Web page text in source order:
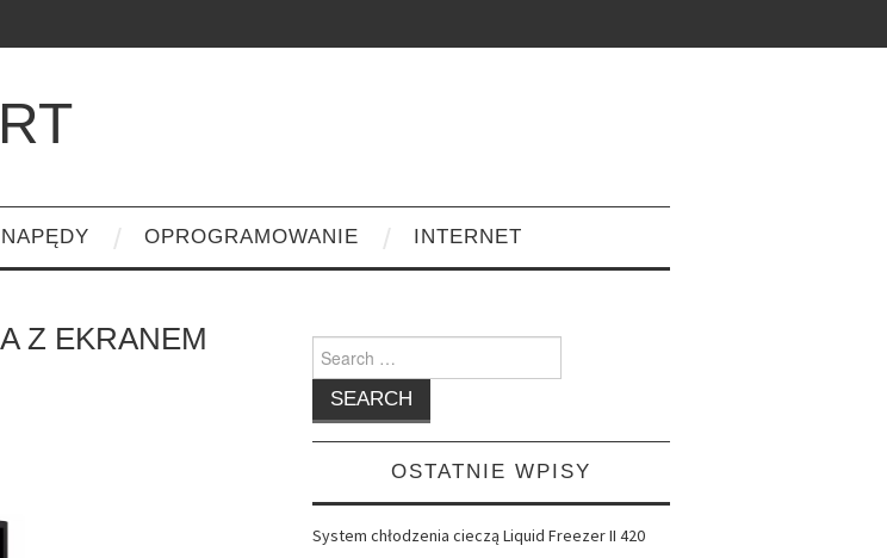
NAPĘDY OPROGRAMOWANIE INTERNET
Z EKRANEM
Search
for:
OSTATNIE WPISY
System chłodzenia cieczą Liquid Freezer II 420